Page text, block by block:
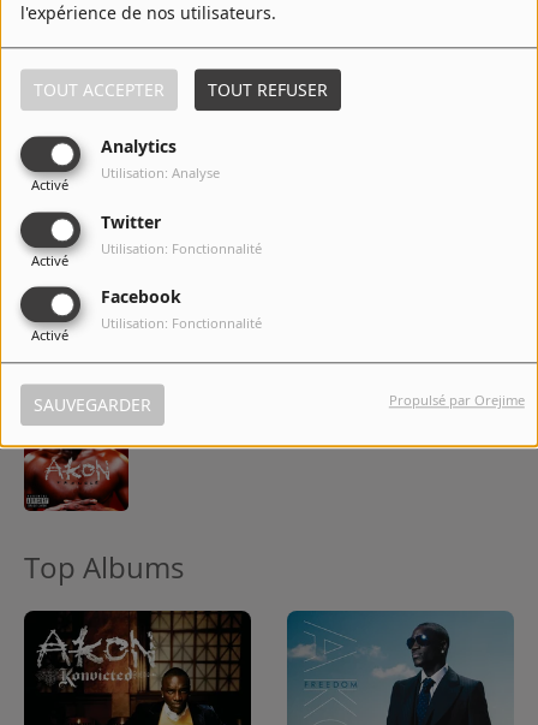
l'expérience de nos utilisateurs.
TOUT ACCEPTER TOUT REFUSER
Analytics
Activé
Utilisation: Analyse
Twitter
Activé
Utilisation: Fonctionnalité
Facebook
Activé
Utilisation: Fonctionnalité
SAUVEGARDER Propulsé par Orejime
7 Locked Up
8 Sorry, Blame It On Me
Keep You Much Longer
10
Top Albums